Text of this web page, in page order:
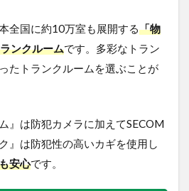
全国に約10万室も展開する「物
ンクルームです。多彩なトラン
たトランクルームを選ぶことが
』は防犯カメラに加えてSECOM
』は防犯性の高いカギを使用し
安心です。